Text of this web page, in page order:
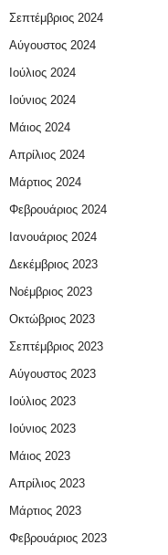
Σεπτέμβριος 2024
Αύγουστος 2024
Ιούλιος 2024
Ιούνιος 2024
Μάιος 2024
Απρίλιος 2024
Μάρτιος 2024
Φεβρουάριος 2024
Ιανουάριος 2024
Δεκέμβριος 2023
Νοέμβριος 2023
Οκτώβριος 2023
Σεπτέμβριος 2023
Αύγουστος 2023
Ιούλιος 2023
Ιούνιος 2023
Μάιος 2023
Απρίλιος 2023
Μάρτιος 2023
Φεβρουάριος 2023